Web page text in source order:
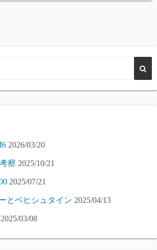
2026/03/20
察 2025/10/21
2025/07/21
とベヒシュタイン 2025/04/13
2025/03/08